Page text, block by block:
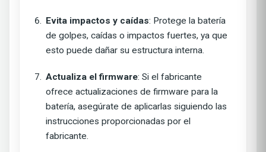
Evita impactos y caídas: Protege la batería
de golpes, caídas o impactos fuertes, ya que
esto puede dañar su estructura interna.
Actualiza el firmware: Si el fabricante
ofrece actualizaciones de firmware para la
batería, asegúrate de aplicarlas siguiendo las
instrucciones proporcionadas por el
fabricante.